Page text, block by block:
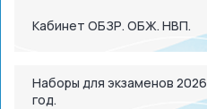
Кабинет ОБЗР. ОБЖ. НВП.
Наборы для экзаменов 2026
год.